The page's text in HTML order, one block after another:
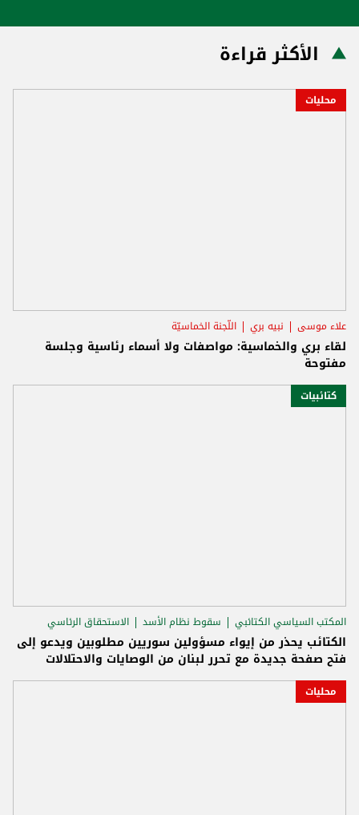
الأكثر قراءة
محليات
علاء موسى نبيه بري اللّجنة الخماسيّة
لقاء بري والخماسية: مواصفات ولا أسماء رئاسية وجلسة
مفتوحة
كتائبيات
المكتب السياسي الكتائبي سقوط نظام الأسد الاستحقاق الرئاسي
الكتائب يحذر من إيواء مسؤولين سوريين مطلوبين ويدعو إلى
فتح صفحة جديدة مع تحرر لبنان من الوصايات والاحتلالات
محليات